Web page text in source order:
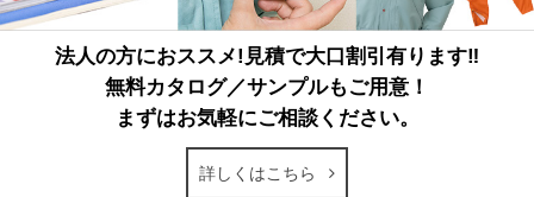
法人の方におススメ!見積で大口割引有ります‼
無料カタログ／サンプルもご用意！
まずはお気軽にご相談ください。
詳しくはこちら